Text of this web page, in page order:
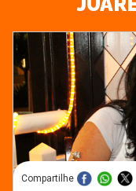
Compartilhe